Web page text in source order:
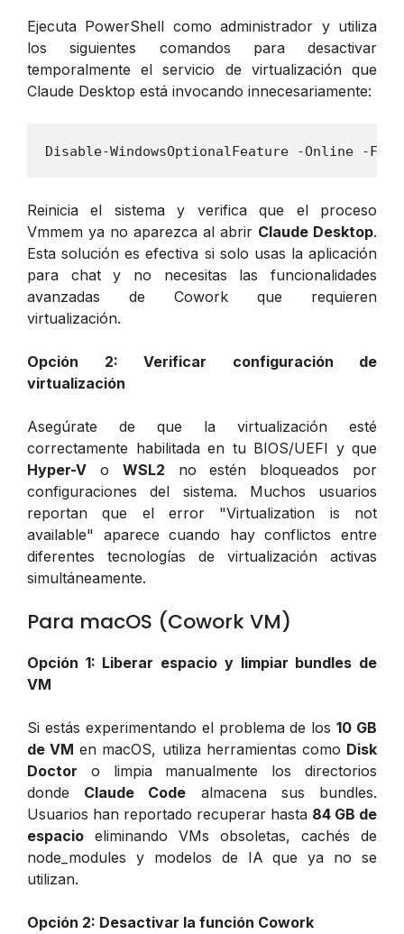
Ejecuta PowerShell como administrador y utiliza
los siguientes comandos para desactivar
temporalmente el servicio de virtualización que
Claude Desktop está invocando innecesariamente:
Reinicia el sistema y verifica que el proceso
Vmmem ya no aparezca al abrir Claude Desktop.
Esta solución es efectiva si solo usas la aplicación
para chat y no necesitas las funcionalidades
avanzadas de Cowork que requieren
virtualización.
Opción 2: Verificar configuración de
virtualización
Asegúrate de que la virtualización esté
correctamente habilitada en tu BIOS/UEFI y que
Hyper-V o WSL2 no estén bloqueados por
configuraciones del sistema. Muchos usuarios
reportan que el error "Virtualization is not
available" aparece cuando hay conflictos entre
diferentes tecnologías de virtualización activas
simultáneamente.
Para macOS (Cowork VM)
Opción 1: Liberar espacio y limpiar bundles de
VM
Si estás experimentando el problema de los10 GB
de VM en macOS, utiliza herramientas como Disk
Doctor o limpia manualmente los directorios
donde Claude Code almacena sus bundles.
Usuarios han reportado recuperar hasta 84 GB de
espacio eliminando VMs obsoletas, cachés de
node_modules y modelos de IA que ya no se
utilizan.
Opción 2: Desactivar la función Cowork